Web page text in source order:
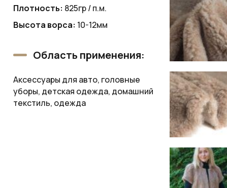
Плотность: 825гр / п.м.
Высота ворса: 10-12мм
Область применения:
Аксессуары для авто, головные
уборы, детская одежда, домашний
текстиль, одежда